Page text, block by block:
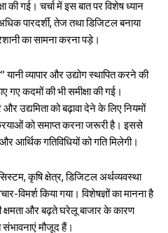
की गई। चर्चा में इस बात पर विशेष ध्यान
पारदर्शी, तेज तथा डिजिटल बनाया
का सामना करना पड़े।
व्यापार और उद्योग स्थापित करने की
कदमों की भी समीक्षा की गई।
उद्यमिता को बढ़ावा देने के लिए नियमों
को समाप्त करना जरूरी है। इससे
आर्थिक गतिविधियों को गति मिलेगी।
कृषि क्षेत्र, डिजिटल अर्थव्यवस्था
विमर्श किया गया। विशेषज्ञों का मानना है
क्षमता और बढ़ते घरेलू बाजार के कारण
मौजूद हैं।